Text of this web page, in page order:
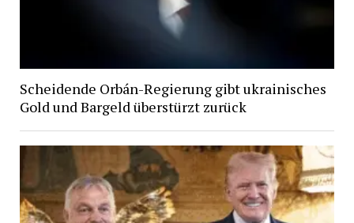
Scheidende Orbán-Regierung gibt ukrainisches
Gold und Bargeld überstürzt zurück